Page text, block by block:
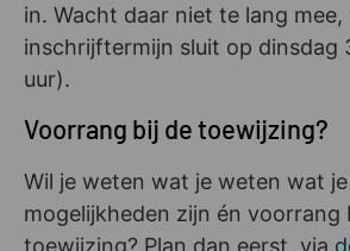
in. Wacht daar niet te lang
inschrijftermijn sluit op dinsdag
uur).
Voorrang bij de toewijzing?
Wil je weten wat je weten wat
mogelijkheden zijn én voorrang